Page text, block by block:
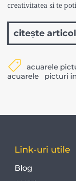
creativitatea si te
citește
acuarele
acuarele
picturi
Link-uri utile
Blog